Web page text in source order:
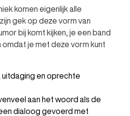
komen eigenlijk alle
gek op deze vorm van
bij komt kijken, je een band
je met deze vorm kunt
uitdaging en oprechte
aan het woord als de
dialoog gevoerd met